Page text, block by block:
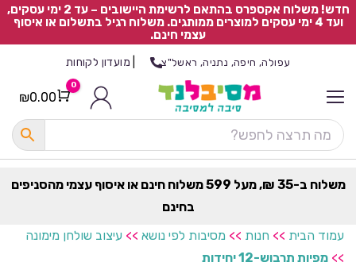
חדש! משלוח אקספרס בהתאם לרשימת היישובים – עד 2 ימי עסקים,
ועד 4 ימי עסקים למוצרים ממותגים. משלוח רגיל בתשלום או איסוף
עצמי חינם.
עפולה, חיפה, נתניה, ראשל"צ מועדון לקוחות
Cart
0
₪0.00
משלוח ב-35 ₪, מעל 599 משלוח חינם או איסוף עצמי מהסניפים
בחינם
עמוד הבית >> חנות >> מסיבות לפי נושא >> עיצוב שולחן מימונה
>> מפיות תרבוש-12 יחידות